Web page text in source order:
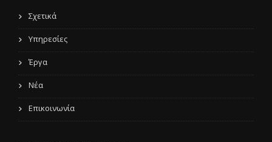
Σχετικά
Υπηρεσίες
Έργα
Νέα
Επικοινωνία